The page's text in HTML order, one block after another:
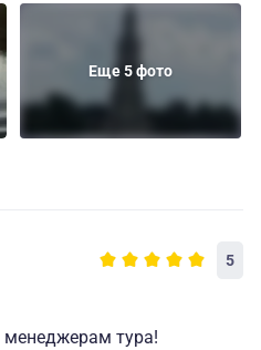
Еще 5 фото
5
менеджерам тура!